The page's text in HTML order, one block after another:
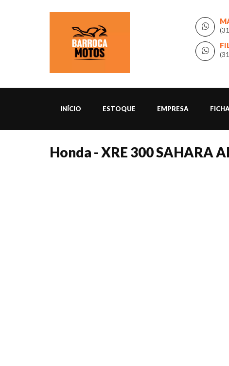
INÍCIO ESTOQUE EMPRESA
Honda - XRE 300 SAHARA